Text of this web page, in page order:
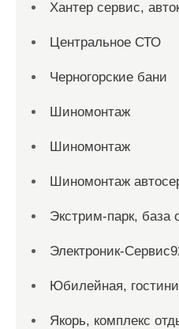
Хантер сервис,
Центральное СТО
Черногорские бани
Шиномонтаж
Шиномонтаж
Шиномонтаж
Экстрим-парк, база
Электроник-
Юбилейная,
Якорь, комплекс